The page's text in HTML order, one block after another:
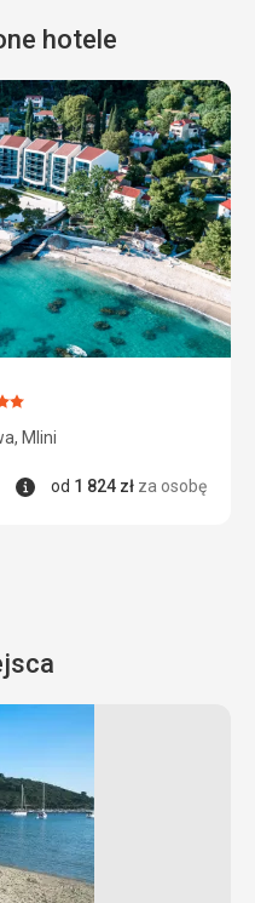
hotele
Mlini
Informacje
od 1 824 zł za osobę